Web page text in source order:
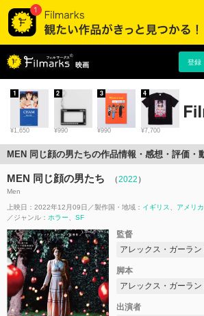
映画 登録
¥1,650
1
¥990
2
¥990
3
¥7,700
4
MEN 同じ顔の男たちの作品情報・感想・評価・
MEN 同じ顔の男たち （2022 ）
Men
上映日：2022年12月09日 製作国・地域： イギリス アメリカ
ジャンル： ホラー SF
監督
アレックス・ガーラン
脚本
アレックス・ガーラン
出演者